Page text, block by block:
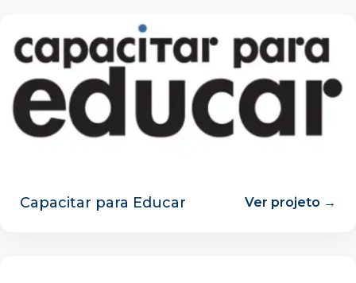
Capacitar para Educar Ver projeto →